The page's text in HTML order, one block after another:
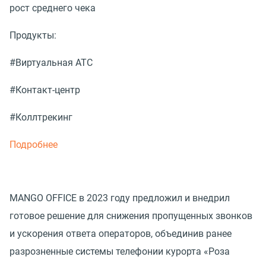
рост среднего чека
Продукты:
#Виртуальная АТС
#Контакт-центр
#Коллтрекинг
Подробнее
MANGO OFFICE в 2023 году предложил и внедрил
готовое решение для снижения пропущенных звонков
и ускорения ответа операторов, объединив ранее
разрозненные системы телефонии курорта «Роза